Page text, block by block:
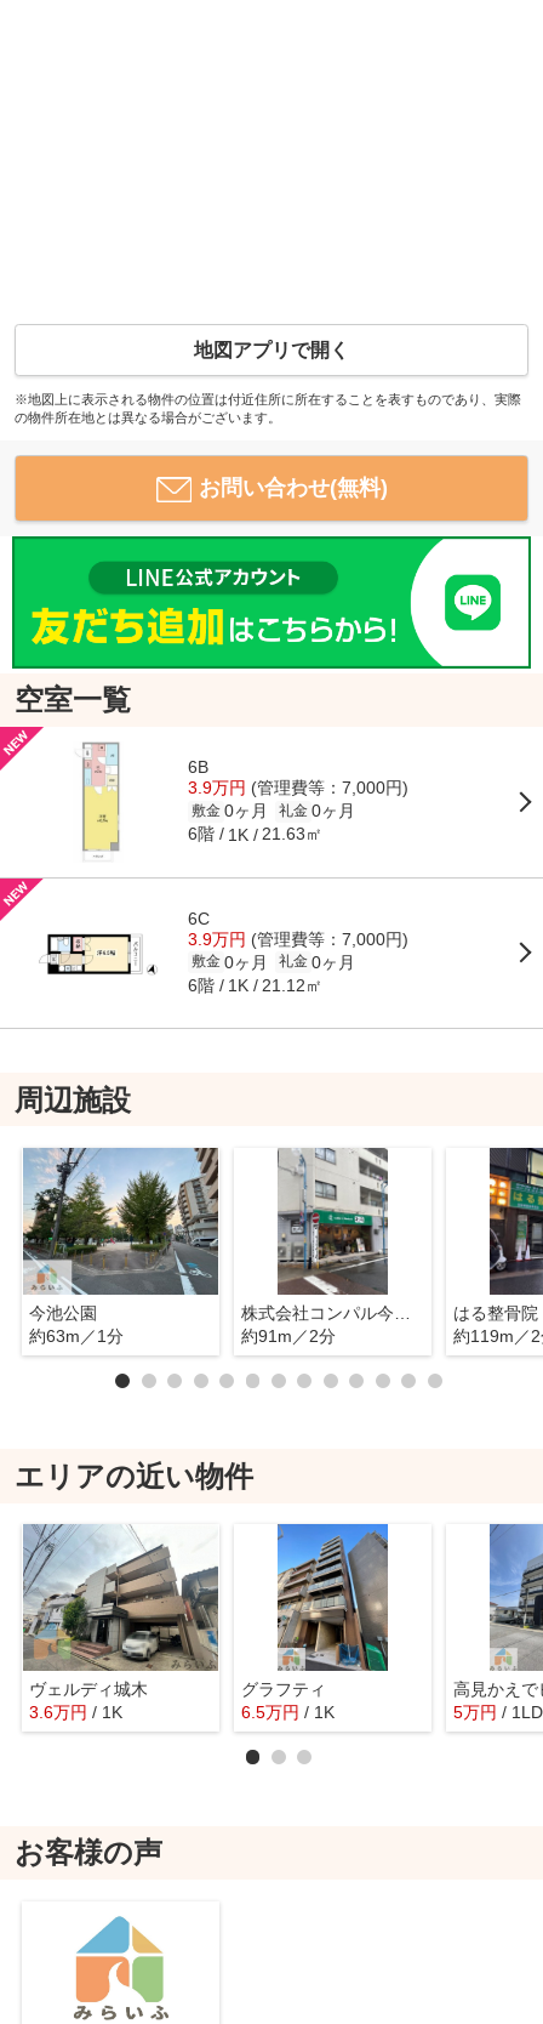
地図アプリで開く
※地図上に表示される物件の位置は付近住所に所在することを表すものであり、実際
の物件所在地とは異なる場合がございます。
お問い合わせ(無料)
空室一覧
6B
3.9万円 (管理費等：7,000円)
敷金 0ヶ月 礼金 0ヶ月
6階 1K 21.63㎡
6C
3.9万円 (管理費等：7,000円)
敷金 0ヶ月 礼金 0ヶ月
6階 1K 21.12㎡
周辺施設
今池公園
約63m／1分
約91m／2分
はる整骨
約119m／
エリアの近い物件
ヴェルディ城木
3.6万円 / 1K
グラフティ
6.5万円 / 1K
高見かえで
5万円 /
お客様の声